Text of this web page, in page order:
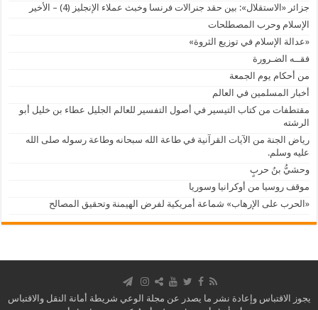
جزائر «الاستقلال»: بين حقد جنرالات فرنسا وخبث عملاء الإنجليز (4) – الأخير
الإسلام وحرب المصطلحات
«عدالة الإسلام في توزيع الثروة»
فقــه الضـرورة
من أحكام يوم الجمعة
أخبار المسلمين في العالم
مقتطفات من كتاب التيسير في أصول التفسير للعالم الجليل عطاء بن خليل أبو
الرشته
رياض الجنة من الآيات القرآنية في طاعة الله سبحانه وطاعة رسوله صلى الله
عليه وسلم.
وحشيُّ بنُ حربٍ
موقف روسيا من أوكرانيا وسوريا
«الحرب على الإرهاب» شماعة أمريكية لفرض الهيمنة وتحقيق المصالح
يجوز الاقتباس وإعادة نشر ما يصدر عن مجلة الوعي شريطة أمانة النقل والاقتباس